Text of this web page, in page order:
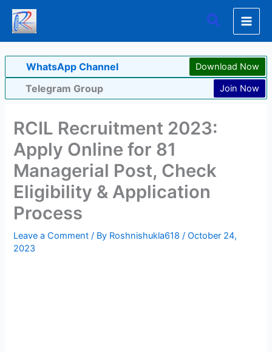
Skip
content
Search
WhatsApp Channel Download Now
Telegram Group Join Now
RCIL Recruitment 2023:
Apply Online for 81
Managerial Post, Check
Eligibility & Application
Process
Leave a Comment / By Roshnishukla618/October 24,
2023